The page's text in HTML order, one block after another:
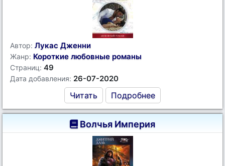
Автор: Лукас Дженни
Жанр: Короткие любовные романы
Страниц: 49
Дата добавления: 26-07-2020
Читать Подробнее
Волчья Империя